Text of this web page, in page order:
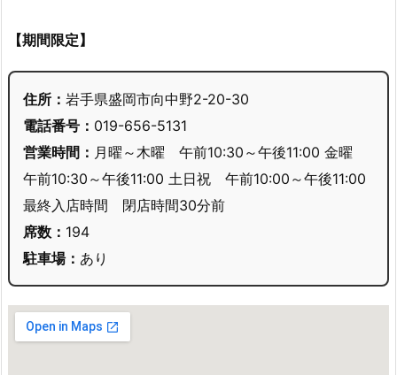
【期間限定】
住所： 岩手県盛岡市向中野2-20-30
電話番号： 019-656-5131
営業時間： 月曜～木曜 午前10:30～午後11:00 金曜
午前10:30～午後11:00 土日祝 午前10:00～午後11:00
最終入店時間 閉店時間30分前
席数： 194
駐車場： あり